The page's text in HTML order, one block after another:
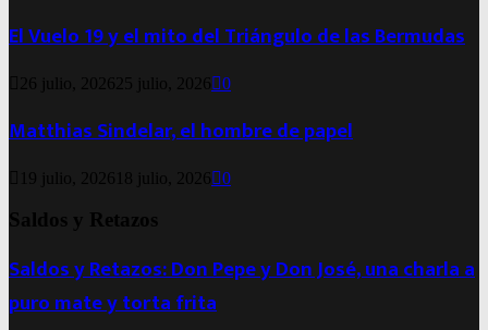
El Vuelo 19 y el mito del Triángulo de las Bermudas
26 julio, 2026 25 julio, 2026 0
Matthias Sindelar, el hombre de papel
19 julio, 2026 18 julio, 2026 0
Saldos y Retazos
Saldos y Retazos: Don Pepe y Don José, una charla a
puro mate y torta frita